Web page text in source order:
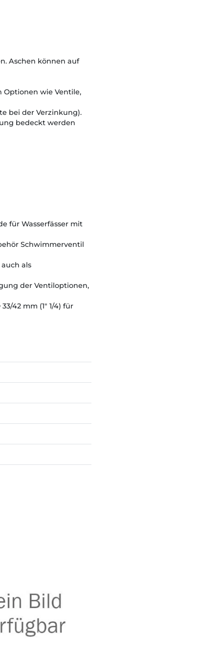
Aschen können auf
Optionen wie Ventile,
bei der Verzinkung).
bedeckt werden
für Wasserfässer mit
Schwimmerventil
als
der Ventiloptionen,
42 mm (1" 1/4) für